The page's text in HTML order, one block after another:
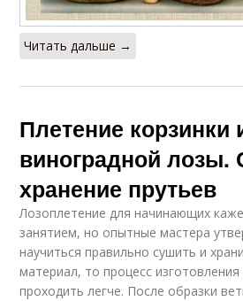
Читать дальше →
Плетение корзинки
виноградной лозы.
хранение прутьев
Лозоплетение для начинающих
занятием, но опытные мастера
научиться правильно сушить и
материал, то процесс
проходить легче. После образки